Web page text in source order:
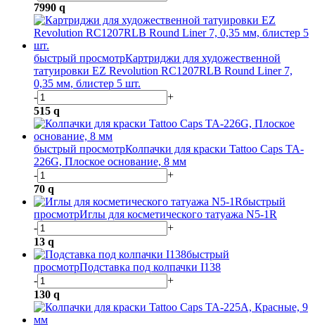
7990 q
быстрый просмотрКартриджи для художественной
татуировки EZ Revolution RC1207RLB Round Liner 7,
0,35 мм, блистер 5 шт.
-
+
515 q
быстрый просмотрКолпачки для краски Tattoo Caps TA-
226G, Плоское основание, 8 мм
-
+
70 q
быстрый
просмотрИглы для косметического татуажа N5-1R
-
+
13 q
быстрый
просмотрПодставка под колпачки I138
-
+
130 q